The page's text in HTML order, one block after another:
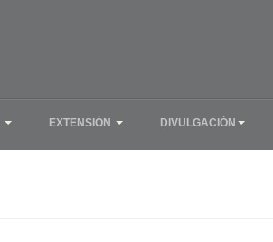
EXTENSIÓN DIVULGACIÓN